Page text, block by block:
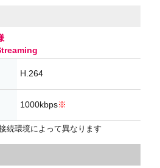
H.264
1000kbps※
続環境によって異なります